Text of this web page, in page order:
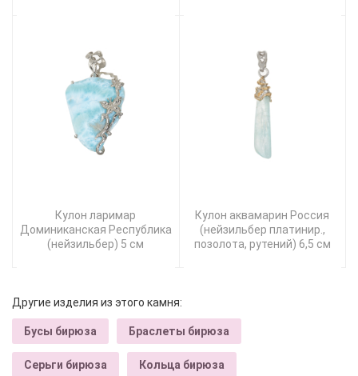
Кулон ларимар
Доминиканская Республика
(нейзильбер) 5 см
Кулон аквамарин Россия
(нейзильбер платинир.,
позолота, рутений) 6,5 см
Другие изделия из этого камня:
Бусы бирюза Браслеты бирюза
Серьги бирюза Кольца бирюза